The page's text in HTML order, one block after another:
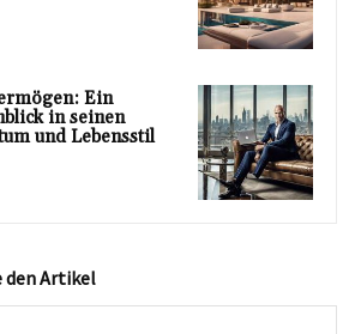
Ein
in seinen
und Lebensstil
den Artikel